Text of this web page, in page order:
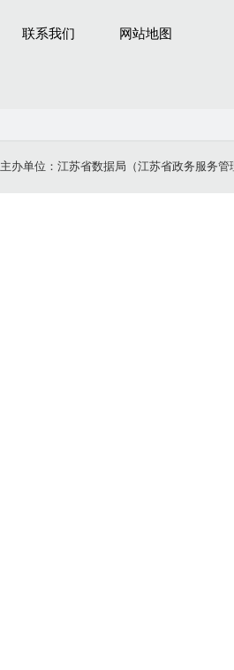
联系我们 网站地图
主办单位：江苏省数据局（江苏省政务服务管